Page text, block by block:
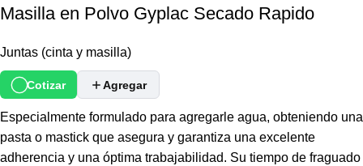
Masilla en Polvo Gyplac Secado Rapido
Juntas (cinta y masilla)
Cotizar Agregar
Especialmente formulado para agregarle agua, obteniendo una
pasta o mastick que asegura y garantiza una excelente
adherencia y una óptima trabajabilidad. Su tiempo de fraguado